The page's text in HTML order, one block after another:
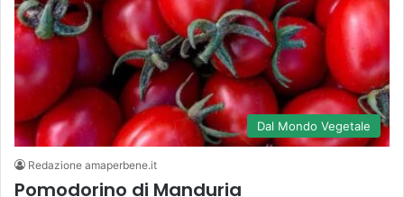
Dal Mondo Vegetale
Redazione amaperbene.it
Pomodorino di Manduria